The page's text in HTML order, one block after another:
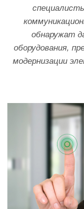
обнаружат
оборудования,
модернизации